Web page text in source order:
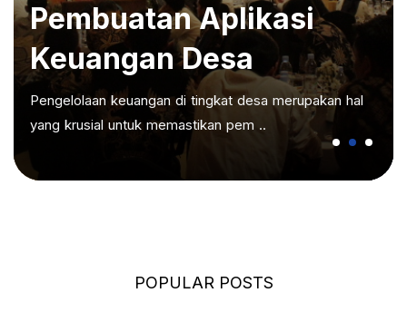
Pembuatan Aplikasi
Keuangan Desa
Pengelolaan keuangan di tingkat desa merupakan hal
yang krusial untuk memastikan pem ..
POPULAR POSTS